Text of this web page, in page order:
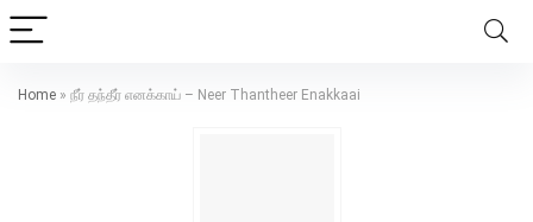
Home » நீர் தந்தீர் எனக்காய் – Neer Thantheer Enakkaai